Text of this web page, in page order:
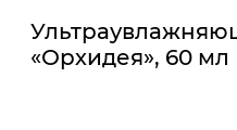
«Орхидея», 60 мл